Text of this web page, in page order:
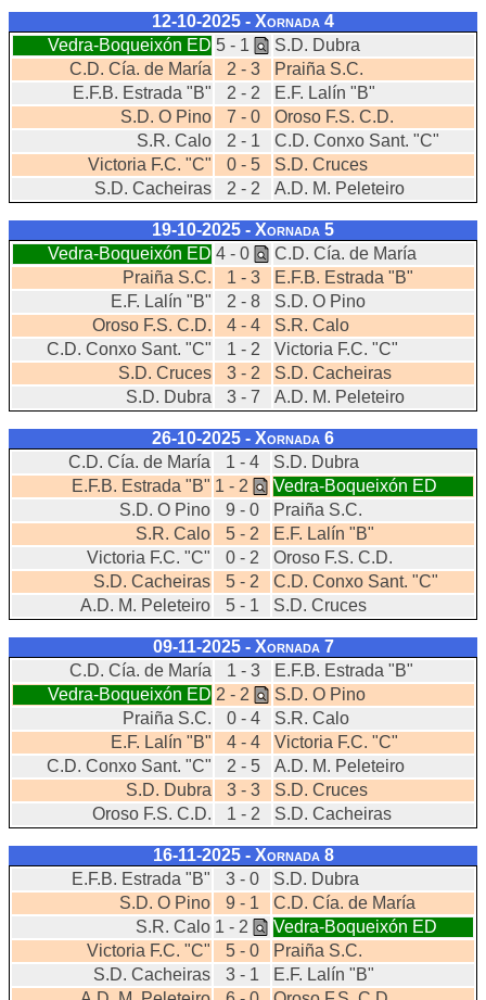
12-10-2025 - Xornada 4
Vedra-Boqueixón ED 5 - 1
S.D. Dubra
C.D. Cía. de María
2 - 3
Praiña S.C.
E.F.B. Estrada "B"
2 - 2
E.F. Lalín "B"
S.D. O Pino
7 - 0
Oroso F.S. C.D.
S.R. Calo
2 - 1
C.D. Conxo Sant. "C"
Victoria F.C. "C"
0 - 5
S.D. Cruces
S.D. Cacheiras
2 - 2 A.D. M. Peleteiro
19-10-2025 - Xornada 5
Vedra-Boqueixón ED 4 - 0
C.D. Cía. de María
Praiña S.C.
1 - 3
E.F.B. Estrada "B"
E.F. Lalín "B"
2 - 8
S.D. O Pino
Oroso F.S. C.D.
4 - 4
S.R. Calo
C.D. Conxo Sant. "C"
1 - 2
Victoria F.C. "C"
S.D. Cruces
3 - 2
S.D. Cacheiras
S.D. Dubra
3 - 7 A.D. M. Peleteiro
26-10-2025 - Xornada 6
C.D. Cía. de María
1 - 4
S.D. Dubra
E.F.B. Estrada "B" 1 - 2
Vedra-Boqueixón ED
S.D. O Pino
9 - 0
Praiña S.C.
S.R. Calo
5 - 2
E.F. Lalín "B"
Victoria F.C. "C"
0 - 2
Oroso F.S. C.D.
S.D. Cacheiras
5 - 2
C.D. Conxo Sant. "C"
A.D. M. Peleteiro
5 - 1 S.D. Cruces
09-11-2025 - Xornada 7
C.D. Cía. de María
1 - 3
E.F.B. Estrada "B"
Vedra-Boqueixón ED 2 - 2
S.D. O Pino
Praiña S.C.
0 - 4
S.R. Calo
E.F. Lalín "B"
4 - 4
Victoria F.C. "C"
C.D. Conxo Sant. "C"
2 - 5
A.D. M. Peleteiro
S.D. Dubra
3 - 3
S.D. Cruces
Oroso F.S. C.D.
1 - 2 S.D. Cacheiras
16-11-2025 - Xornada 8
E.F.B. Estrada "B"
3 - 0
S.D. Dubra
S.D. O Pino
9 - 1
C.D. Cía. de María
S.R. Calo 1 - 2
Vedra-Boqueixón ED
Victoria F.C. "C"
5 - 0
Praiña S.C.
S.D. Cacheiras
3 - 1
E.F. Lalín "B"